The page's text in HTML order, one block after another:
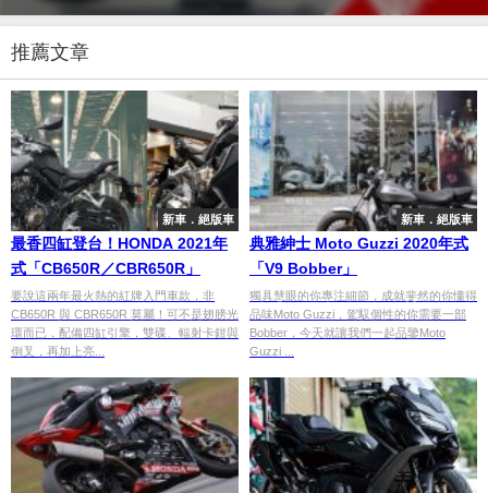
推薦文章
新車．絕版車
最香四缸登台！HONDA 2021年
式「CB650R／CBR650R」
要說這兩年最火熱的紅牌入門車款，非
CB650R 與 CBR650R 莫屬！可不是翅膀光
環而已，配備四缸引擎，雙碟、輻射卡鉗與
倒叉，再加上亮...
新車．絕版車
典雅紳士 Moto Guzzi 2020年式
「V9 Bobber」
獨具慧眼的你專注細節，成就斐然的你懂得
品味Moto Guzzi，駕馭個性的你需要一部
Bobber，今天就讓我們一起品鑒Moto
Guzzi ...